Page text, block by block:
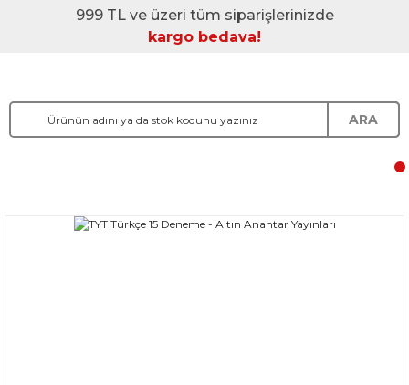
999 TL ve üzeri tüm siparişlerinizde
kargo bedava!
ARA